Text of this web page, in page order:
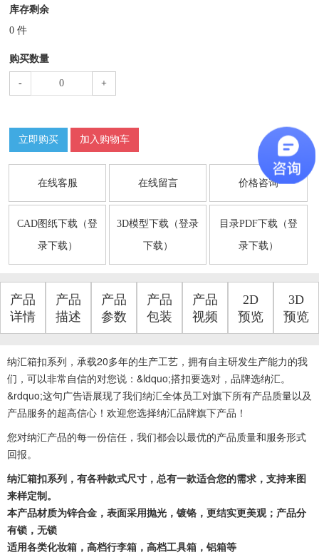
库存剩余
0 件
购买数量
- +
立即购买 加入购物车
在线客服 在线留言 价格咨询
CAD图纸下载（登
录下载）
3D模型下载（登录
下载）
目录PDF下载（登
录下载）
产品
详情
产品
描述
产品
参数
产品
包装
产品
视频
2D
预览
3D
预览
纳汇箱扣系列， 承载20多年的生产工艺，拥有自主研发生产能力的我
们，可以非常自信的对您说：&ldquo;搭扣要选对，品牌选纳汇。
&rdquo;这句广告语展现了我们纳汇全体员工对旗下所有产品质量以及
产品服务的超高信心！欢迎您选择纳汇品牌旗下产品！
您对纳汇产品的每一份信任，我们都会以最优的产品质量和服务形式
回报。
纳汇箱扣系列，有各种款式尺寸，总有一款适合您的需求，支持来图
来样定制。
本产品材质为锌合金，表面采用抛光，镀铬，更结实更美观；产品分
有锁，无锁
适用各类化妆箱，高档行李箱，高档工具箱，铝箱等